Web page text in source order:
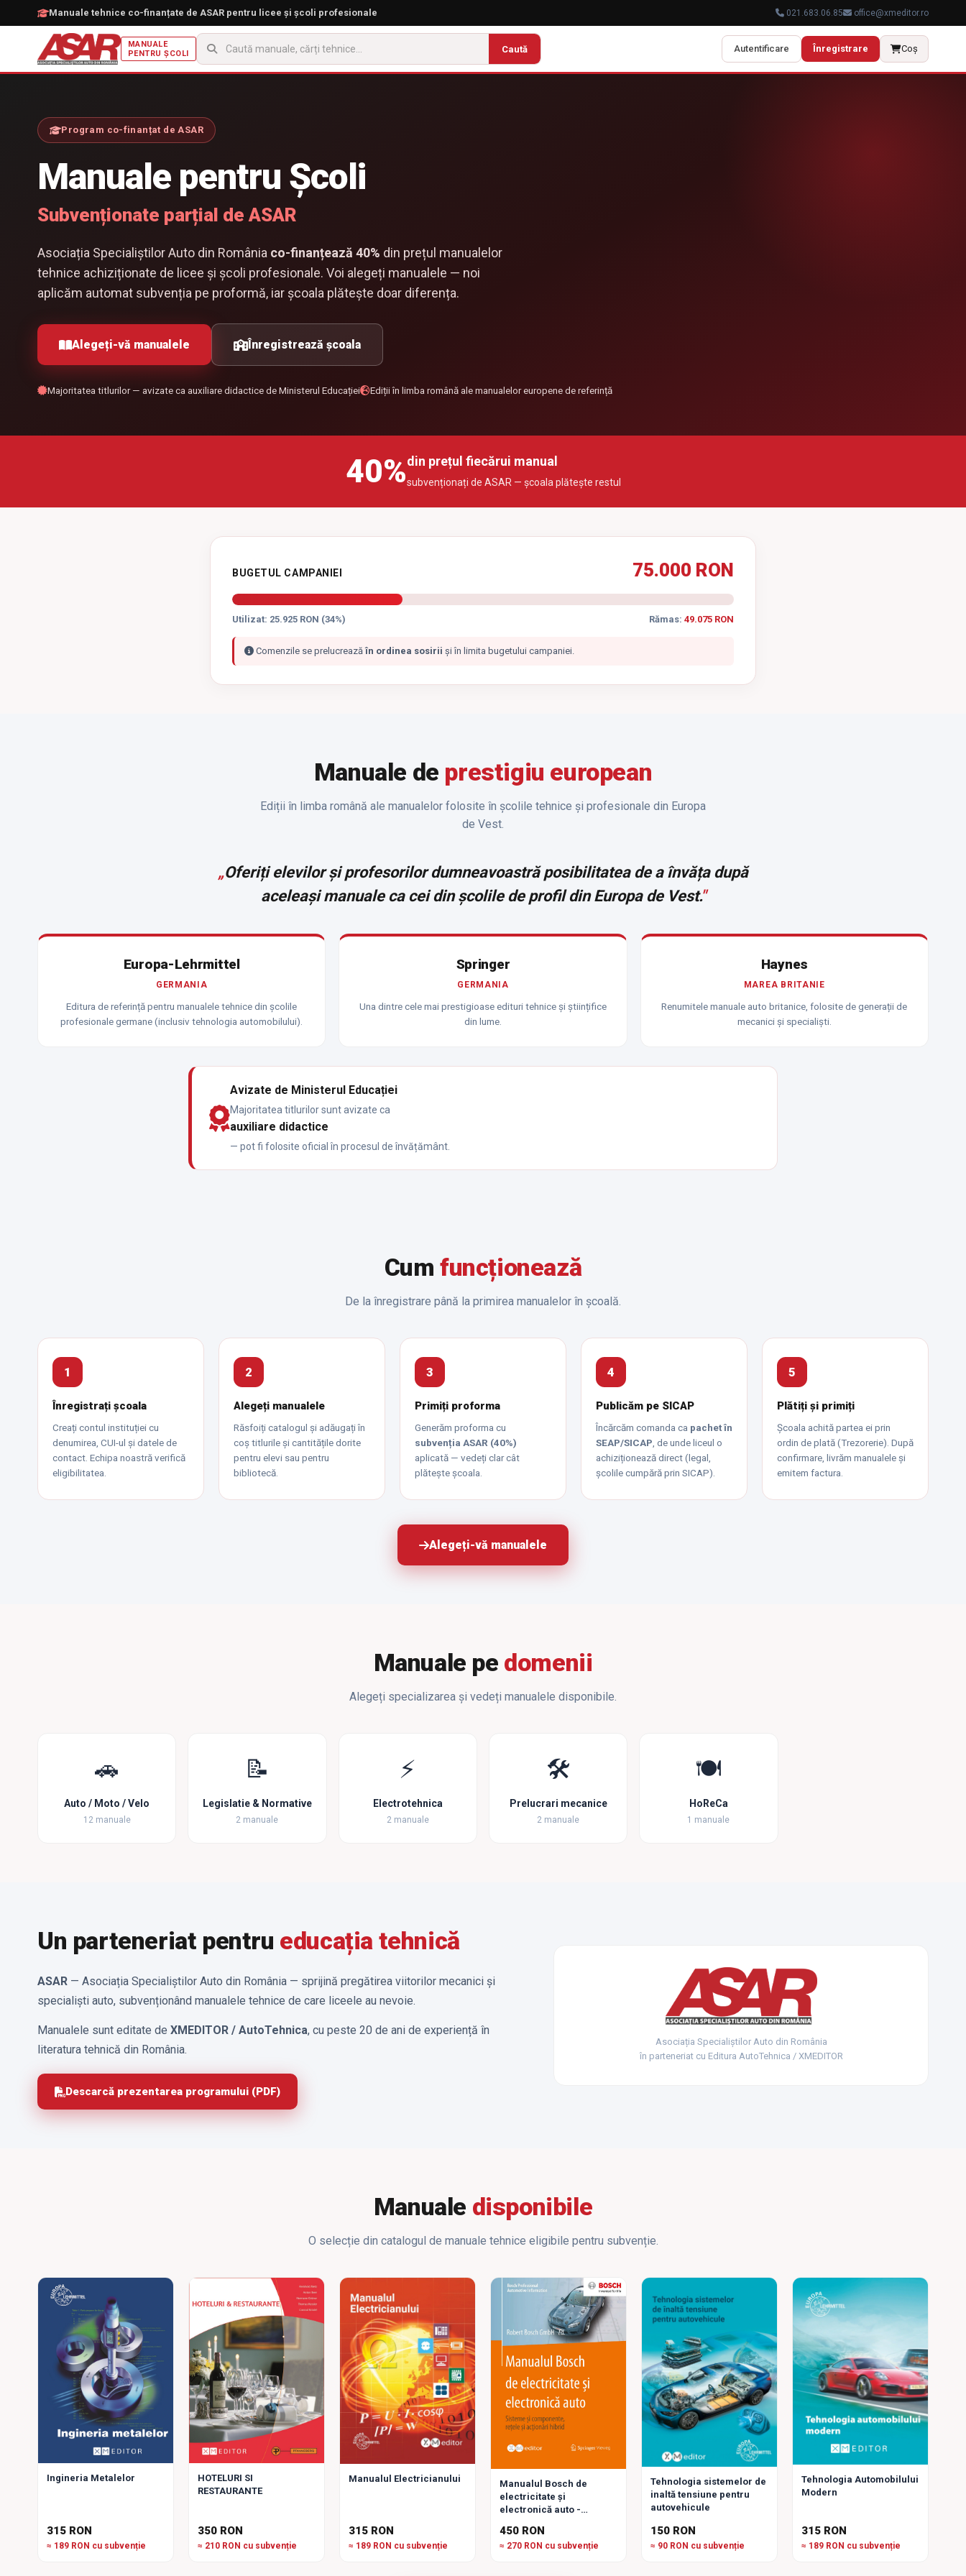
Manuale tehnice co-finanțate de ASAR pentru licee și școli profesionale 021.683.06.85 office@xmeditor.ro
MANUALE
PENTRU ȘCOLI
Caută Autentificare Înregistrare Coș
Program co-finanțat de ASAR
Manuale pentru Școli
Subvenționate parțial de ASAR
Asociația Specialiștilor Auto din România co-finanțează 40% din prețul manualelor
tehnice achiziționate de licee și școli profesionale. Voi alegeți manualele — noi
aplicăm automat subvenția pe proformă, iar școala plătește doar diferența.
Alegeți-vă manualele Înregistrează școala
Majoritatea titlurilor — avizate ca auxiliare didactice de Ministerul Educației Ediții în limba română ale manualelor europene de referință
40%din prețul fiecărui manual
subvenționați de ASAR — școala plătește restul
BUGETUL CAMPANIEI 75.000 RON
Utilizat: 25.925 RON (34%) Rămas: 49.075 RON
Comenzile se prelucreazăîn ordinea sosirii și în limita bugetului campaniei.
Manuale de prestigiu european
Ediții în limba română ale manualelor folosite în școlile tehnice și profesionale din Europa
de Vest.
„Oferiți elevilor și profesorilor dumneavoastră posibilitatea de a învăța după
aceleași manuale ca cei din școlile de profil din Europa de Vest."
Europa-Lehrmittel
GERMANIA
Editura de referință pentru manualele tehnice din școlile
profesionale germane (inclusiv tehnologia automobilului).
Springer
GERMANIA
Una dintre cele mai prestigioase edituri tehnice și științifice
din lume.
Haynes
MAREA BRITANIE
Renumitele manuale auto britanice, folosite de generații de
mecanici și specialiști.
Avizate de Ministerul Educației
Majoritatea titlurilor sunt avizate ca
auxiliare didactice
— pot fi folosite oficial în procesul de învățământ.
Cumfuncționează
De la înregistrare până la primirea manualelor în școală.
1
Înregistrați școala
Creați contul instituției cu
denumirea, CUI-ul și datele de
contact. Echipa noastră verifică
eligibilitatea.
2
Alegeți manualele
Răsfoiți catalogul și adăugați în
coș titlurile și cantitățile dorite
pentru elevi sau pentru
bibliotecă.
3
Primiți proforma
Generăm proforma cu
subvenția ASAR (40%)
aplicată — vedeți clar cât
plătește școala.
4
Publicăm pe SICAP
Încărcăm comanda ca pachet în
SEAP/SICAP , de unde liceul o
achiziționează direct (legal,
școlile cumpără prin SICAP).
5
Plătiți și primiți
Școala achită partea ei prin
ordin de plată (Trezorerie). După
confirmare, livrăm manualele și
emitem factura.
Alegeți-vă manualele
Manuale pe domenii
Alegeți specializarea și vedeți manualele disponibile.
🚗
Auto / Moto / Velo
12 manuale
📝
Legislatie & Normative
2 manuale
⚡
Electrotehnica
2 manuale
🛠️
Prelucrari mecanice
2 manuale
🍽️
HoReCa
1 manuale
Un parteneriat pentru educația tehnică
ASAR — Asociația Specialiștilor Auto din România — sprijină pregătirea viitorilor mecanici și
specialiști auto, subvenționând manualele tehnice de care liceele au nevoie.
Manualele sunt editate de XMEDITOR / AutoTehnica, cu peste 20 de ani de experiență în
literatura tehnică din România.
Descarcă prezentarea programului (PDF)
Asociația Specialiștilor Auto din România
în parteneriat cu Editura AutoTehnica / XMEDITOR
Manuale disponibile
O selecție din catalogul de manuale tehnice eligibile pentru subvenție.
Ingineria Metalelor
315 RON
≈ 189 RON cu subvenție
HOTELURI SI
RESTAURANTE
350 RON
≈ 210 RON cu subvenție
Manualul Electricianului
315 RON
≈ 189 RON cu subvenție
Manualul Bosch de
electricitate și
electronică auto -
Rețele și Acționări hibrid
450 RON
≈ 270 RON cu subvenție
Tehnologia sistemelor de
inaltă tensiune pentru
autovehicule
150 RON
≈ 90 RON cu subvenție
Tehnologia Automobilului
Modern
315 RON
≈ 189 RON cu subvenție